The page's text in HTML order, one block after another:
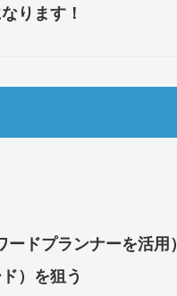
ります！
ドプランナーを活用）
）を狙う